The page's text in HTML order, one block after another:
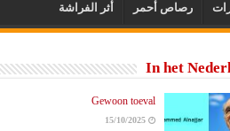
رصاص أحمر أثر الفراشة
In het
Gewoon toeval
15/10/2025